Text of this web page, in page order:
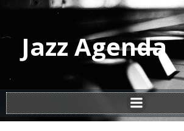
Vai
al
contenuto
Jazz Agenda